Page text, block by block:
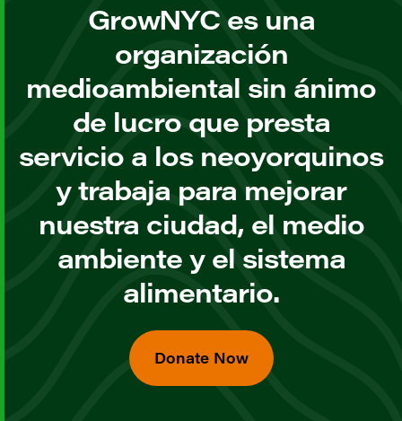
GrowNYC es una
organización
medioambiental sin ánimo
de lucro que presta
servicio a los neoyorquinos
y trabaja para mejorar
nuestra ciudad, el medio
ambiente y el sistema
alimentario.
Donate Now